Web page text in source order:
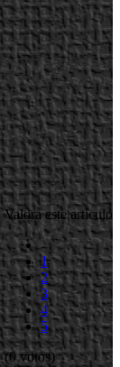
Valora este artículo
1
2
3
4
5
(0 votos)